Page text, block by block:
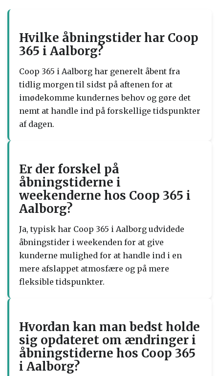
Hvilke åbningstider har Coop
365 i Aalborg?
Coop 365 i Aalborg har generelt åbent fra
tidlig morgen til sidst på aftenen for at
imødekomme kundernes behov og gøre det
nemt at handle ind på forskellige tidspunkter
af dagen.
Er der forskel på
åbningstiderne i
weekenderne hos Coop 365 i
Aalborg?
Ja, typisk har Coop 365 i Aalborg udvidede
åbningstider i weekenden for at give
kunderne mulighed for at handle ind i en
mere afslappet atmosfære og på mere
fleksible tidspunkter.
Hvordan kan man bedst holde
sig opdateret om ændringer i
åbningstiderne hos Coop 365
i Aalborg?